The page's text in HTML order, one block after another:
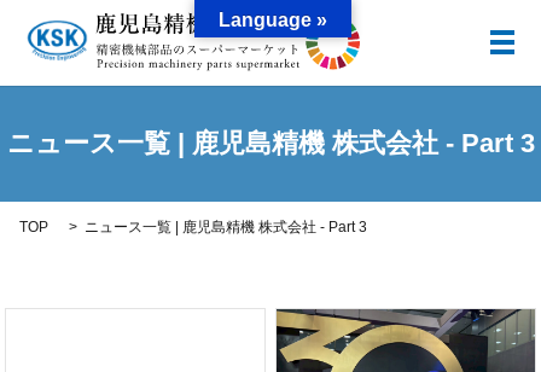
メ
ニュース一覧 | 鹿児島精機 株式会社 - Part 3
TOP ニュース一覧 | 鹿児島精機 株式会社 - Part 3
Language »